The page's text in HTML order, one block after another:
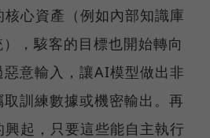
心資產（例如內部知識庫
，駭客的目標也開始轉向
意輸入，讓AI模型做出非
訓練數據或機密輸出。再
起，只要這些能自主執行